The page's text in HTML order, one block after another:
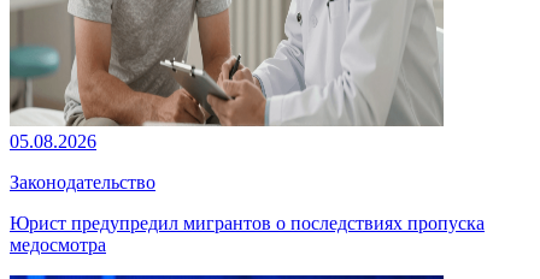
05.08.2026
Законодательство
Юрист предупредил мигрантов о последствиях пропуска
медосмотра